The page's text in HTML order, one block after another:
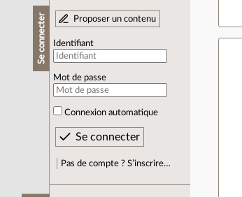
Se connecter Proposer un contenu
Identifiant
Mot de passe
Connexion automatique
Pas de compte ? S’inscrire…